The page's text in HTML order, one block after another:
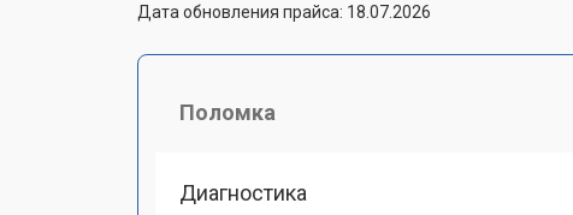
Дата обновления прайса: 18.07.2026
Поломка
Диагностика